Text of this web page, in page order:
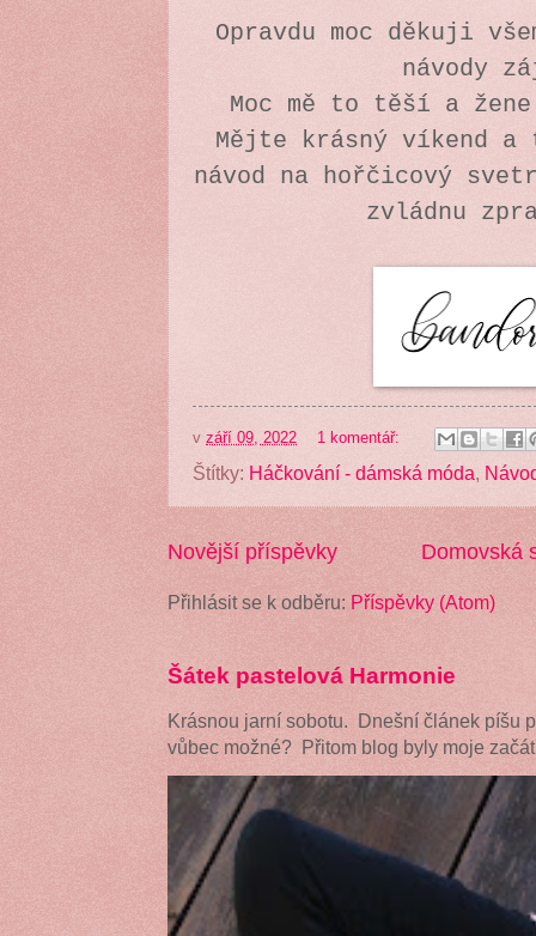
Opravdu moc děkuji
návody
Moc mě to těší a
Mějte krásný víkend a
návod na hořčicový
zvládnu
v září 09, 2022 1 komentář:
Štítky: Háčkování - dámská móda,
Novější příspěvky Domovská
Přihlásit se k odběru: Příspěvky (Atom)
Šátek pastelová Harmonie
Krásnou jarní sobotu. Dnešní článek píšu
vůbec možné? Přitom blog byly moje